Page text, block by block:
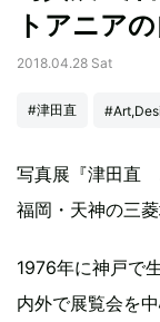
トアニア
2018.04.28 Sat
#津田直
写真展『津田直
福岡・天神の三
1976年に神戸で
内外で展覧会を